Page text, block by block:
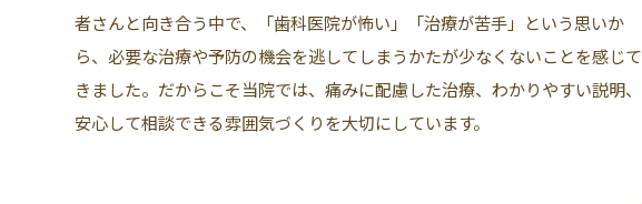
者さんと向き合う中で、「歯科医院が怖い」「治療が苦手」という思いか
ら、必要な治療や予防の機会を逃してしまうかたが少なくないことを感じて
きました。だからこそ当院では、痛みに配慮した治療、わかりやすい説明、
安心して相談できる雰囲気づくりを大切にしています。